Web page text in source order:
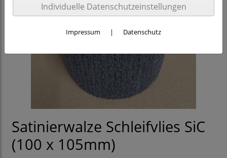
Satinierwalze Schleifvlies SiC
(100 x 105mm)
Individuelle Datenschutzeinstellungen
Impressum | Datenschutz